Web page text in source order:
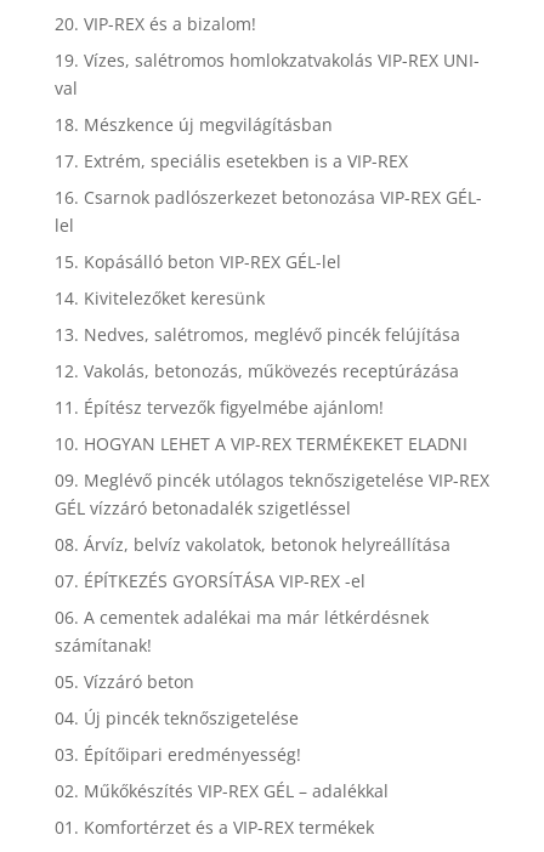
20. VIP-REX és a bizalom!
19. Vízes, salétromos homlokzatvakolás VIP-REX UNI-
val
18. Mészkence új megvilágításban
17. Extrém, speciális esetekben is a VIP-REX
16. Csarnok padlószerkezet betonozása VIP-REX GÉL-
lel
15. Kopásálló beton VIP-REX GÉL-lel
14. Kivitelezőket keresünk
13. Nedves, salétromos, meglévő pincék felújítása
12. Vakolás, betonozás, műkövezés receptúrázása
11. Építész tervezők figyelmébe ajánlom!
10. HOGYAN LEHET A VIP-REX TERMÉKEKET ELADNI
09. Meglévő pincék utólagos teknőszigetelése VIP-REX
GÉL vízzáró betonadalék szigetléssel
08. Árvíz, belvíz vakolatok, betonok helyreállítása
07. ÉPÍTKEZÉS GYORSÍTÁSA VIP-REX -el
06. A cementek adalékai ma már létkérdésnek
számítanak!
05. Vízzáró beton
04. Új pincék teknőszigetelése
03. Építőipari eredményesség!
02. Műkőkészítés VIP-REX GÉL – adalékkal
01. Komfortérzet és a VIP-REX termékek